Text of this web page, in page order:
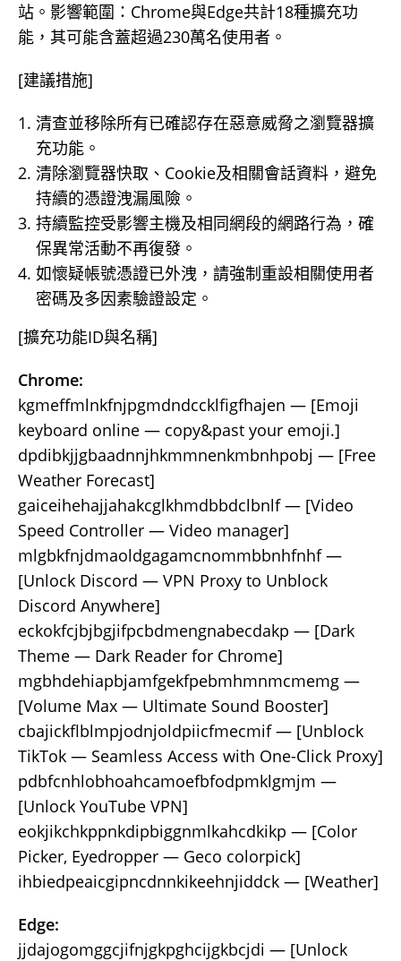
站。影響範圍：Chrome與Edge共計18種擴充功
能，其可能含蓋超過230萬名使用者。
[建議措施]
清查並移除所有已確認存在惡意威脅之瀏覽器擴
充功能。
清除瀏覽器快取、Cookie及相關會話資料，避免
持續的憑證洩漏風險。
持續監控受影響主機及相同網段的網路行為，確
保異常活動不再復發。
如懷疑帳號憑證已外洩，請強制重設相關使用者
密碼及多因素驗證設定。
[擴充功能ID與名稱]
Chrome:
kgmeffmlnkfnjpgmdndccklfigfhajen — [Emoji
keyboard online — copy&past your emoji.]
dpdibkjjgbaadnnjhkmmnenkmbnhpobj — [Free
Weather Forecast]
gaiceihehajjahakcglkhmdbbdclbnlf — [Video
Speed Controller — Video manager]
mlgbkfnjdmaoldgagamcnommbbnhfnhf —
[Unlock Discord — VPN Proxy to Unblock
Discord Anywhere]
eckokfcjbjbgjifpcbdmengnabecdakp — [Dark
Theme — Dark Reader for Chrome]
mgbhdehiapbjamfgekfpebmhmnmcmemg —
[Volume Max — Ultimate Sound Booster]
cbajickflblmpjodnjoldpiicfmecmif — [Unblock
TikTok — Seamless Access with One-Click Proxy]
pdbfcnhlobhoahcamoefbfodpmklgmjm —
[Unlock YouTube VPN]
eokjikchkppnkdipbiggnmlkahcdkikp — [Color
Picker, Eyedropper — Geco colorpick]
ihbiedpeaicgipncdnnkikeehnjiddck — [Weather]
Edge:
jjdajogomggcjifnjgkpghcijgkbcjdi — [Unlock